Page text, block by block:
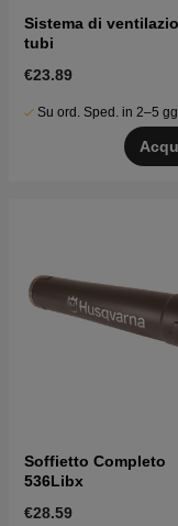
Sistema di
tubi
€23.89
Su ord. Sped. in 2–5 gg
Soffietto Completo
536Libx
€28.59